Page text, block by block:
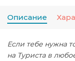
Описание
Если тебе нужна
на Туриста в